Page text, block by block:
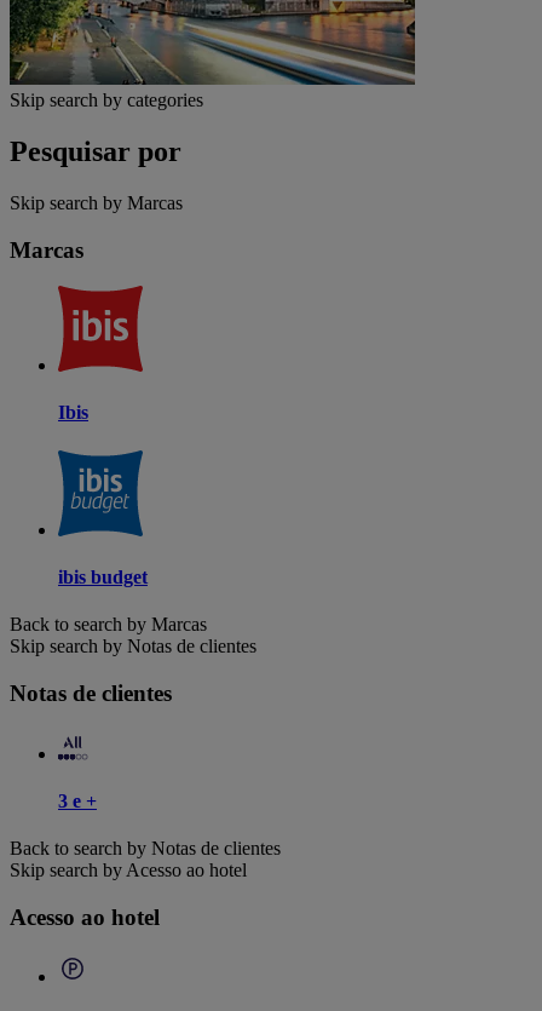
Skip search by categories
Pesquisar por
Skip search by Marcas
Marcas
Ibis
ibis budget
Back to search by Marcas
Skip search by Notas de clientes
Notas de clientes
3 e +
Back to search by Notas de clientes
Skip search by Acesso ao hotel
Acesso ao hotel